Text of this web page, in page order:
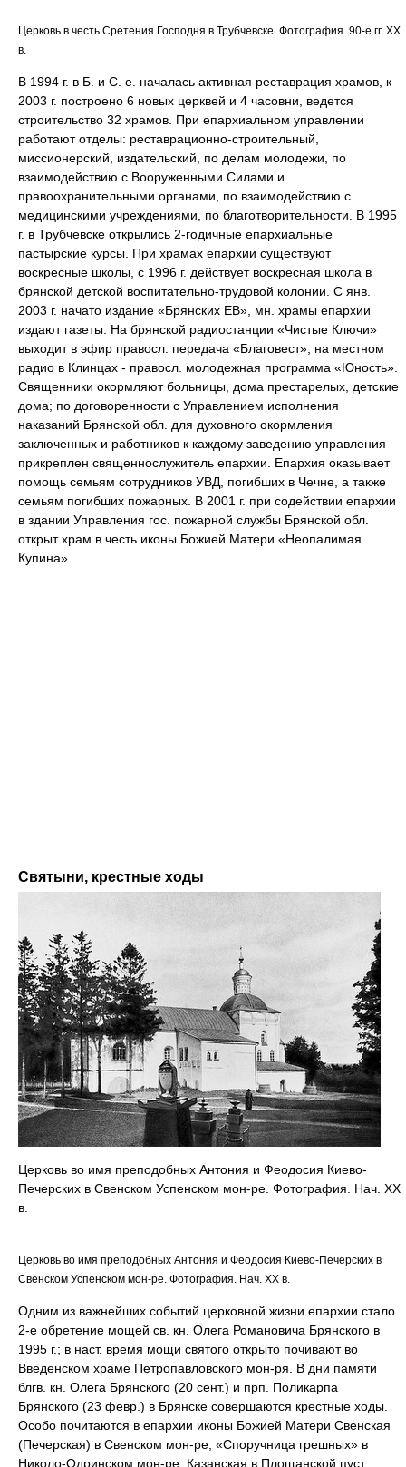
Церковь в честь Сретения Господня в Трубчевске. Фотография. 90-е гг. ХХ
в.
В 1994 г. в Б. и С. е. началась активная реставрация храмов, к
2003 г. построено 6 новых церквей и 4 часовни, ведется
строительство 32 храмов. При епархиальном управлении
работают отделы: реставрационно-строительный,
миссионерский, издательский, по делам молодежи, по
взаимодействию с Вооруженными Силами и
правоохранительными органами, по взаимодействию с
медицинскими учреждениями, по благотворительности. В 1995
г. в Трубчевске открылись 2-годичные епархиальные
пастырские курсы. При храмах епархии существуют
воскресные школы, с 1996 г. действует воскресная школа в
брянской детской воспитательно-трудовой колонии. С янв.
2003 г. начато издание «Брянских ЕВ», мн. храмы епархии
издают газеты. На брянской радиостанции «Чистые Ключи»
выходит в эфир правосл. передача «Благовест», на местном
радио в Клинцах - правосл. молодежная программа «Юность».
Священники окормляют больницы, дома престарелых, детские
дома; по договоренности с Управлением исполнения
наказаний Брянской обл. для духовного окормления
заключенных и работников к каждому заведению управления
прикреплен священнослужитель епархии. Епархия оказывает
помощь семьям сотрудников УВД, погибших в Чечне, а также
семьям погибших пожарных. В 2001 г. при содействии епархии
в здании Управления гос. пожарной службы Брянской обл.
открыт храм в честь иконы Божией Матери «Неопалимая
Купина».
Святыни, крестные ходы
Церковь во имя преподобных Антония и Феодосия Киево-
Печерских в Свенском Успенском мон-ре. Фотография. Нач. ХХ
в.
Церковь во имя преподобных Антония и Феодосия Киево-Печерских в
Свенском Успенском мон-ре. Фотография. Нач. ХХ в.
Одним из важнейших событий церковной жизни епархии стало
2-е обретение мощей св. кн. Олега Романовича Брянского в
1995 г.; в наст. время мощи святого открыто почивают во
Введенском храме Петропавловского мон-ря. В дни памяти
блгв. кн. Олега Брянского (20 сент.) и прп. Поликарпа
Брянского (23 февр.) в Брянске совершаются крестные ходы.
Особо почитаются в епархии иконы Божией Матери Свенская
(Печерская) в Свенском мон-ре, «Споручница грешных» в
Николо-Одринском мон-ре, Казанская в Площанской пуст.,